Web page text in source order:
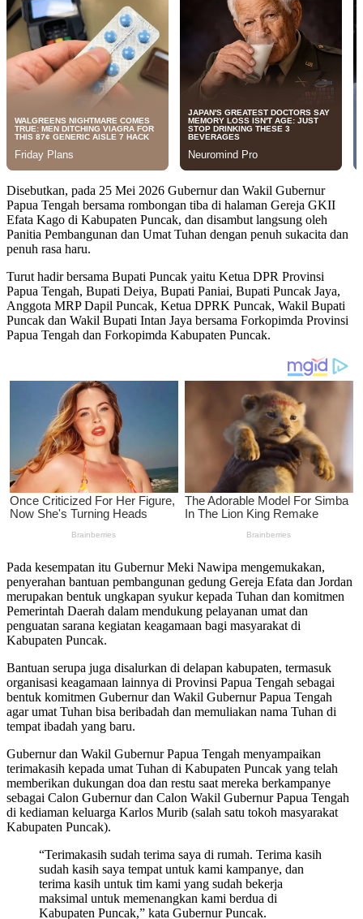
Disebutkan, pada 25 Mei 2026 Gubernur dan Wakil Gubernur
Papua Tengah bersama rombongan tiba di halaman Gereja GKII
Efata Kago di Kabupaten Puncak, dan disambut langsung oleh
Panitia Pembangunan dan Umat Tuhan dengan penuh sukacita dan
penuh rasa haru.
Turut hadir bersama Bupati Puncak yaitu Ketua DPR Provinsi
Papua Tengah, Bupati Deiya, Bupati Paniai, Bupati Puncak Jaya,
Anggota MRP Dapil Puncak, Ketua DPRK Puncak, Wakil Bupati
Puncak dan Wakil Bupati Intan Jaya bersama Forkopimda Provinsi
Papua Tengah dan Forkopimda Kabupaten Puncak.
Pada kesempatan itu Gubernur Meki Nawipa mengemukakan,
penyerahan bantuan pembangunan gedung Gereja Efata dan Jordan
merupakan bentuk ungkapan syukur kepada Tuhan dan komitmen
Pemerintah Daerah dalam mendukung pelayanan umat dan
penguatan sarana kegiatan keagamaan bagi masyarakat di
Kabupaten Puncak.
Bantuan serupa juga disalurkan di delapan kabupaten, termasuk
organisasi keagamaan lainnya di Provinsi Papua Tengah sebagai
bentuk komitmen Gubernur dan Wakil Gubernur Papua Tengah
agar umat Tuhan bisa beribadah dan memuliakan nama Tuhan di
tempat ibadah yang baru.
Gubernur dan Wakil Gubernur Papua Tengah menyampaikan
terimakasih kepada umat Tuhan di Kabupaten Puncak yang telah
memberikan dukungan doa dan restu saat mereka berkampanye
sebagai Calon Gubernur dan Calon Wakil Gubernur Papua Tengah
di kediaman keluarga Karlos Murib (salah satu tokoh masyarakat
Kabupaten Puncak).
“Terimakasih sudah terima saya di rumah. Terima kasih
sudah kasih saya tempat untuk kami kampanye, dan
terima kasih untuk tim kami yang sudah bekerja
maksimal untuk memenangkan kami berdua di
Kabupaten Puncak,” kata Gubernur Puncak.